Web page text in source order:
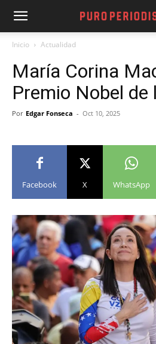
Inicio Actualidad
María Corina
Premio Nobel de
Por Edgar Fonseca - Oct 10, 2025
Facebook X WhatsApp